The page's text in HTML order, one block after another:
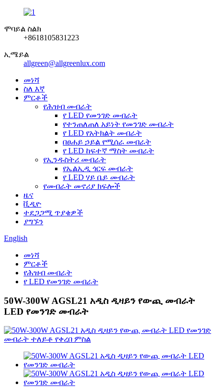
ሞባይል ስልክ
+8618105831223
ኢሜይል
allgreen@allgreenlux.com
መነሻ
ስለ እኛ
ምርቶች
የሕዝብ መብራት
የ LED የመንገድ መብራት
የተንጠለጠለ አይነት የመንገድ መብራት
የ LED የአትክልት መብራት
በፀሐይ ኃይል የሚሰራ መብራት
የ LED ከፍተኛ ማስት መብራት
የኢንዱስትሪ መብራት
የኤልኢዲ ጎርፍ መብራት
የ LED ሃይ ቤይ መብራት
የመብራት መኖሪያ ክፍሎች
ዜና
ቪዲዮ
ተደጋጋሚ ጥያቄዎች
ያግኙን
English
መነሻ
ምርቶች
የሕዝብ መብራት
የ LED የመንገድ መብራት
50W-300W AGSL21 አዲስ ዲዛይን የውጪ መብራት
LED የመንገድ መብራት